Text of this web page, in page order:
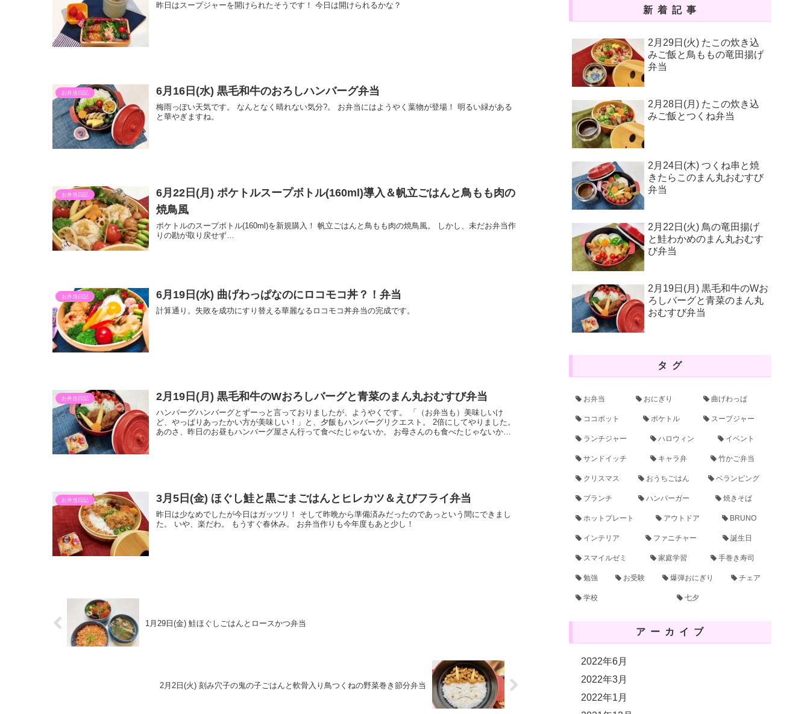
昨日はスープジャーを開けられたそうです！ 今日は開けられるかな？
お弁当日記 6月16日(水) 黒毛和牛のおろしハンバーグ弁当
梅雨っぽい天気です。 なんとなく晴れない気分?。 お弁当にはようやく葉物が登場！ 明るい緑がある
と華やぎますね。
お弁当日記
6月22日(月) ポケトルスープボトル(160ml)導入＆帆立ごはんと鳥もも肉の
焼鳥風
ポケトルのスープボトル(160ml)を新規購入！ 帆立ごはんと鳥もも肉の焼鳥風。 しかし、未だお弁当作
りの勘が取り戻せず…
お弁当日記 6月19日(水) 曲げわっぱなのにロコモコ丼？！弁当
計算通り。失敗を成功にすり替える華麗なるロコモコ丼弁当の完成です。
お弁当日記 2月19日(月) 黒毛和牛のWおろしバーグと青菜のまん丸おむすび弁当
ハンバーグハンバーグとずーっと言っておりましたが、ようやくです。 「（お弁当も）美味しいけ
ど、やっぱりあったかい方が美味しい！」と、夕飯もハンバーグリクエスト。 2倍にしてやりました。
あのさ、昨日のお昼もハンバーグ屋さん行って食べたじゃないか。 お母さんのも食べたじゃないか。
お弁当日記 3月5日(金) ほぐし鮭と黒ごまごはんとヒレカツ＆えびフライ弁当
昨日は少なめでしたが今日はガッツリ！ そして昨晩から準備済みだったのであっという間にできまし
た。 いや、楽だわ。 もうすぐ春休み。 お弁当作りも今年度もあと少し！
1月29日(金) 鮭ほぐしごはんとロースかつ弁当
2月2日(火) 刻み穴子の鬼の子ごはんと軟骨入り鳥つくねの野菜巻き節分弁当
新着記事
2月29日(火) たこの炊き込
みご飯と鳥ももの竜田揚げ
弁当
2月28日(月) たこの炊き込
みご飯とつくね弁当
2月24日(木) つくね串と焼
きたらこのまん丸おむすび
弁当
2月22日(火) 鳥の竜田揚げ
と鮭わかめのまん丸おむす
び弁当
2月19日(月) 黒毛和牛のWお
ろしバーグと青菜のまん丸
おむすび弁当
タグ
お弁当 おにぎり 曲げわっぱ
ココポット ポケトル スープジャー
ランチジャー ハロウィン イベント
サンドイッチ キャラ弁 竹かご弁当
クリスマス おうちごはん ベランピング
ブランチ ハンバーガー 焼きそば
ホットプレート アウトドア BRUNO
インテリア ファニチャー 誕生日
スマイルゼミ 家庭学習 手巻き寿司
勉強 お受験 爆弾おにぎり チェア
学校 七夕
アーカイブ
2022年6月
2022年3月
2022年1月